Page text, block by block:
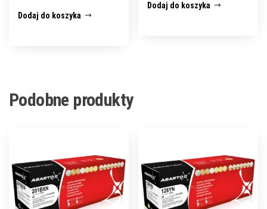
Dodaj do koszyka
Dodaj do koszyka
Podobne produkty